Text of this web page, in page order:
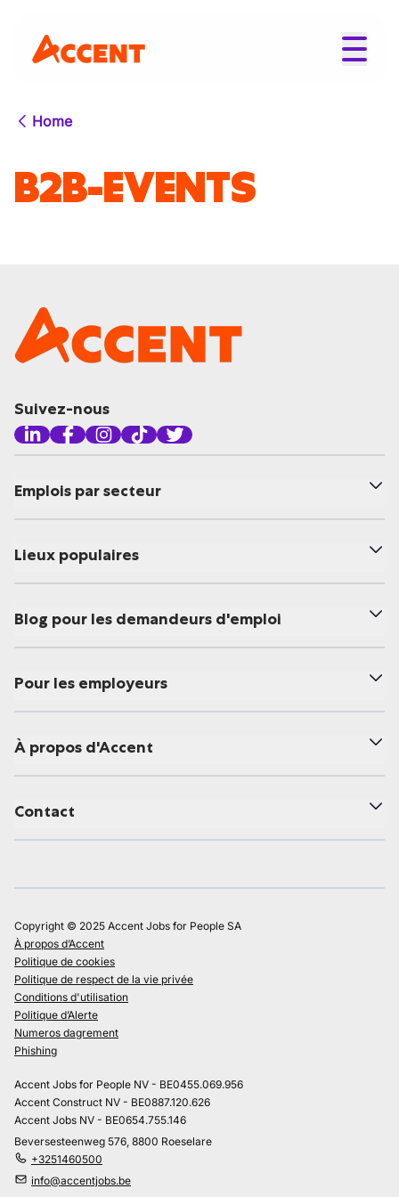
Home
B2B-EVENTS
Suivez-nous
Emplois par secteur
Lieux populaires
Blog pour les demandeurs d'emploi
Pour les employeurs
À propos d'Accent
Contact
Copyright © 2025 Accent Jobs for People SA
À propos d’Accent
Politique de cookies
Politique de respect de la vie privée
Conditions d'utilisation
Politique d’Alerte
Numeros dagrement
Phishing
Accent Jobs for People NV - BE0455.069.956
Accent Construct NV - BE0887.120.626
Accent Jobs NV - BE0654.755.146
Beversesteenweg 576, 8800 Roeselare
+3251460500
info@accentjobs.be